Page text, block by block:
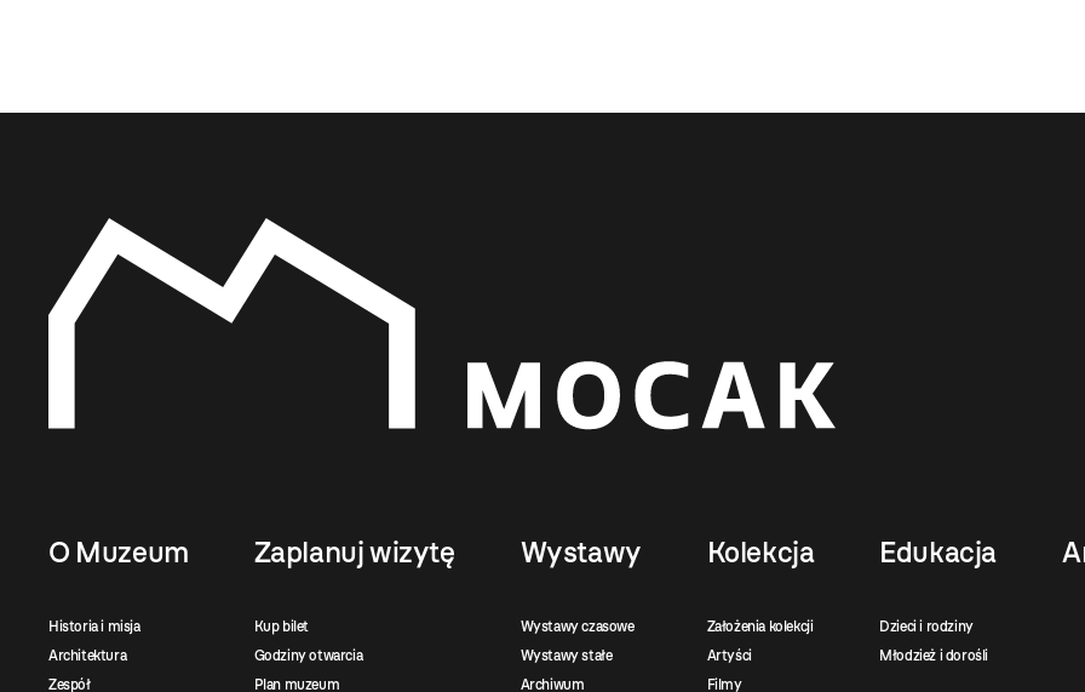
O Muzeum
Historia i misja
Architektura
Zespół
Zaplanuj wizytę
Kup bilet
Godziny otwarcia
Plan muzeum
Wystawy
Wystawy czasowe
Wystawy stałe
Archiwum
Kolekcja
Założenia kolekcji
Artyści
Filmy
Edukacja
Dzieci i rodziny
Młodzież i dorośli